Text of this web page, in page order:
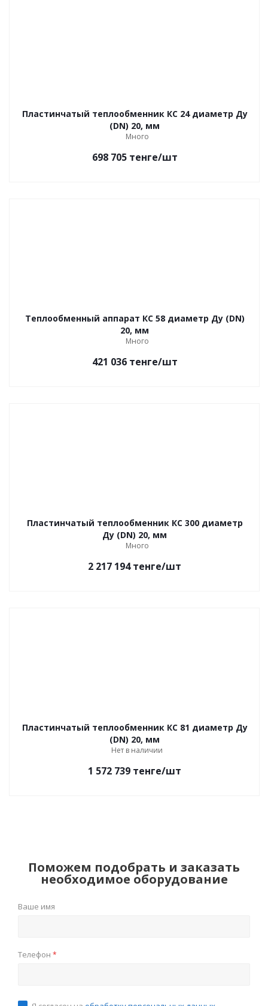
Пластинчатый теплообменник КС 24 диаметр Ду
(DN) 20, мм
Много
698 705тенге/шт
Теплообменный аппарат КС 58 диаметр Ду (DN)
20, мм
Много
421 036тенге/шт
Пластинчатый теплообменник КС 300 диаметр
Ду (DN) 20, мм
Много
2 217 194тенге/шт
Пластинчатый теплообменник КС 81 диаметр Ду
(DN) 20, мм
Нет в наличии
1 572 739 тенге/шт
Поможем подобрать и заказать
необходимое оборудование
Ваше имя
Телефон *